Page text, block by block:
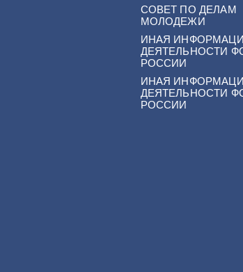
СОВЕТ ПО ДЕЛАМ
МОЛОДЕЖИ
ИНАЯ
ДЕЯТЕЛЬНОСТИ
РОССИИ
ИНАЯ
ДЕЯТЕЛЬНОСТИ
РОССИИ